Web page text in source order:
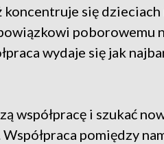
się
poborowemu
wydaje się jak
współpracę i szukać
pomiędzy